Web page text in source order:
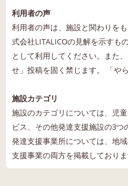
利用者の声
利用者の声は、施設と関わりを
式会社LITALICOの見解を示すも
として利用してください。また
せ」投稿を固く禁じます。 「や
施設カテゴリ
施設のカテゴリについては、児
ビス、その他発達支援施設の3
発達支援事業所については、地
支援事業の両方を掲載しておりま